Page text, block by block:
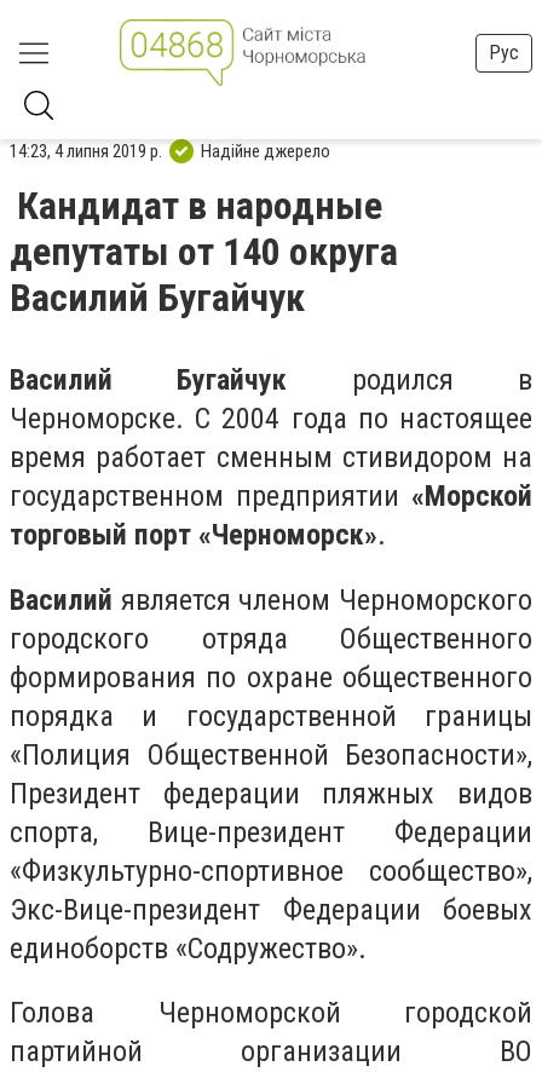
Рус
14:23, 4 липня 2019 р. Надійне джерело
Кандидат в народные
депутаты от 140 округа
Василий Бугайчук
Василий Бугайчук родился в
Черноморске. С 2004 года по настоящее
время работает сменным стивидором на
государственном предприятии «Морской
торговый порт «Черноморск».
Василий является членом Черноморского
городского отряда Общественного
формирования по охране общественного
порядка и государственной границы
«Полиция Общественной Безопасности»,
Президент федерации пляжных видов
спорта, Вице-президент Федерации
«Физкультурно-спортивное сообщество»,
Экс-Вице-президент Федерации боевых
единоборств «Содружество».
Голова Черноморской городской
партийной организации ВО